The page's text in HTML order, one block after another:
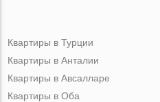
Квартиры в Турции
Квартиры в Анталии
Квартиры в Авсалларе
Квартиры в Оба